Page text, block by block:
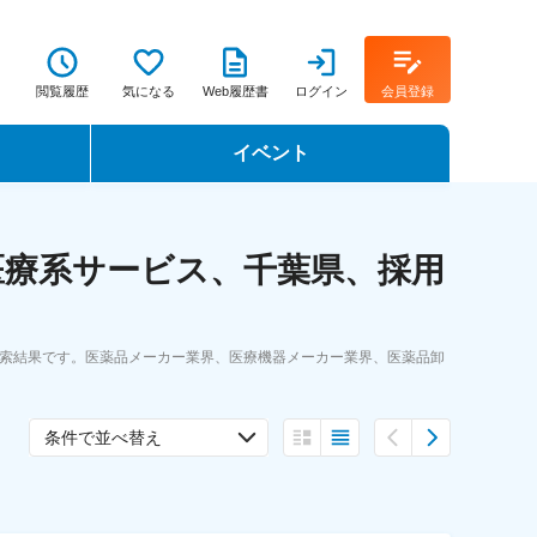
閲覧履歴 気になる Web履歴書 ログイン 会員登録
イベント
転職フェア
系サービス、千葉県、採用
果です。医薬品メーカー業界、医療機器メーカー業界、医薬品卸
条件で並べ替え